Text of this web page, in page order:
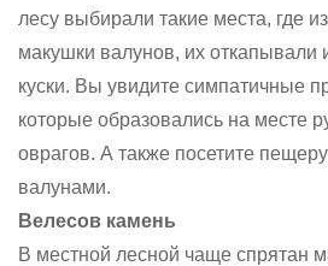
лесу выбирали такие места, где
макушки валунов, их откапывали
куски. Вы увидите симпатичные
которые образовались на месте
оврагов. А также посетите
валунами.
Велесов камень
В местной лесной чаще спрятан